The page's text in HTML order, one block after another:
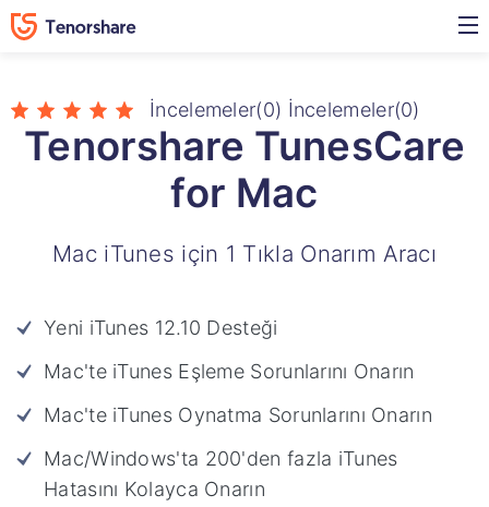
İncelemeler(0) İncelemeler(0)
Tenorshare TunesCare
for Mac
Mac iTunes için 1 Tıkla Onarım Aracı
Yeni iTunes 12.10 Desteği
Mac'te iTunes Eşleme Sorunlarını Onarın
Mac'te iTunes Oynatma Sorunlarını Onarın
Mac/Windows'ta 200'den fazla iTunes
Hatasını Kolayca Onarın